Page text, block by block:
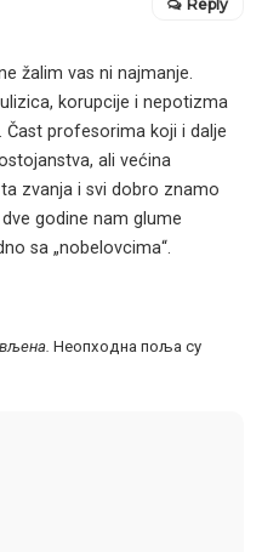
žalim vas ni najmanje.
korupcije i nepotizma
profesorima koji i dalje
ali većina
zvanja i svi dobro znamo
godine nam glume
sa „nobelovcima“.
Reply
Неопходна поља су